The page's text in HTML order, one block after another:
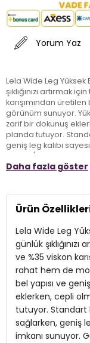
Yorum Yaz
Lela Wide Leg
şıklığınızı artırmak
karışımından
görünüm sunuyor.
zarif bir dokunuş
planda tutuyor.
geniş leg kalıbı
Günlük/casual giyim
Lela Wide Leg
Model:Pantolon
Giyim Tarzı:Günlük/
Materyal:% 65
Kapama Şekli:
Cep:Cepli
Kumaş Tipi:
Bel:Yüksek Bel
Daha fazla göster
Ürün
Lela Wide Leg
günlük
ve %35 viskon
rahat hem de
bel yapısı ve
eklerken, cepli
tutuyor.
sağlarken, geniş
imkanı sunuyor.